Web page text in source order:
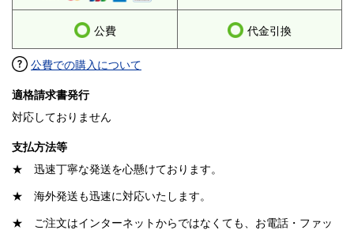
公費 代金引換
公費での購入について
適格請求書発行
対応しておりません
支払方法等
★ 迅速丁寧な発送を心懸けております。
★ 海外発送も迅速に対応いたします。
★ ご注文はインターネットからではなくても、お電話・ファッ